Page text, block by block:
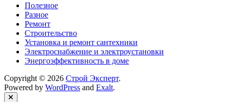
Полезное
Разное
Ремонт
Строительство
Установка и ремонт сантехники
Электроснабжение и электроустановки
Энергоэффективность в доме
Copyright © 2026 Строй Эксперт.
Powered by WordPress and Exalt.
Close